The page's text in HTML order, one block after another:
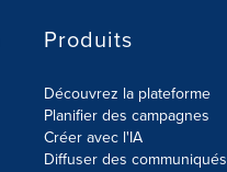
Produits
Découvrez la plateforme
Planifier des campagnes
Créer avec l'IA
Diffuser des communiqués